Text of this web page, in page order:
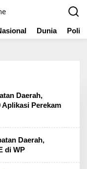
Dunia
Daerah,
Aplikasi Perekam
Daerah,
di WP